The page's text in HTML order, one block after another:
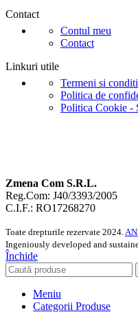
Contact
Contul meu
Contact
Linkuri utile
Termeni si
Politica de
Politica Cookie -
Zmena Com S.R.L.
Reg.Com: J40/3393/2005
C.I.F.: RO17268270
Toate drepturile rezervate 2024.
Ingeniously developed and
Închide
Meniu
Categorii Produse